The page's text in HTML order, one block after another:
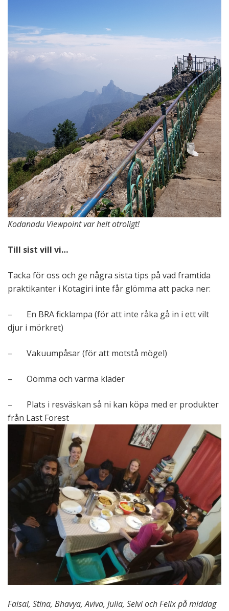
Kodanadu Viewpoint var helt otroligt!
Till sist vill vi…
Tacka för oss och ge några sista tips på vad framtida
praktikanter i Kotagiri inte får glömma att packa ner:
– En BRA ficklampa (för att inte råka gå in i ett vilt
djur i mörkret)
– Vakuumpåsar (för att motstå mögel)
– Oömma och varma kläder
– Plats i resväskan så ni kan köpa med er produkter
från Last Forest
Faisal, Stina, Bhavya, Aviva, Julia, Selvi och Felix på middag